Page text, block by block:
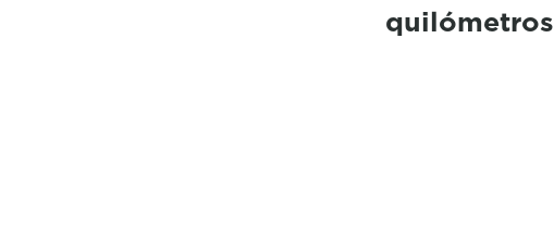
quilómetros